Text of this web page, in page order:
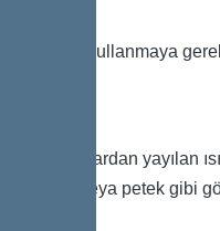
Radyatör kullanmaya
Hayır. Duvardan yayılan
radyatör veya petek gibi